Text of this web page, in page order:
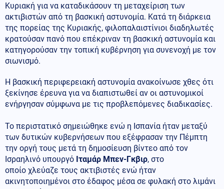
Κυριακή για να καταδικάσουν τη μεταχείριση των
ακτιβιστών από τη βασκική αστυνομία. Κατά τη διάρκεια
της πορείας της Κυριακής, φιλοπαλαιστίνιοι διαδηλωτές
κρατούσαν πανό που επέκριναν τη βασκική αστυνομία και
κατηγορούσαν την τοπική κυβέρνηση για συνενοχή με τον
σιωνισμό.
Η βασκική περιφερειακή αστυνομία ανακοίνωσε χθες ότι
ξεκίνησε έρευνα για να διαπιστωθεί αν οι αστυνομικοί
ενήργησαν σύμφωνα με τις προβλεπόμενες διαδικασίες.
Το περιστατικό σημειώθηκε ενώ η Ισπανία ήταν μεταξύ
των δυτικών κυβερνήσεων που εξέφρασαν την Πέμπτη
την οργή τους μετά τη δημοσίευση βίντεο από τον
Ισραηλινό υπουργό Ιταμάρ Μπεν-Γκβιρ, στο
οποίο χλεύαζε τους ακτιβιστές ενώ ήταν
ακινητοποιημένοι στο έδαφος μέσα σε φυλακή στο λιμάνι